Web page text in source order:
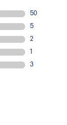
giác êm ái
khoảng 33%
công nghệ